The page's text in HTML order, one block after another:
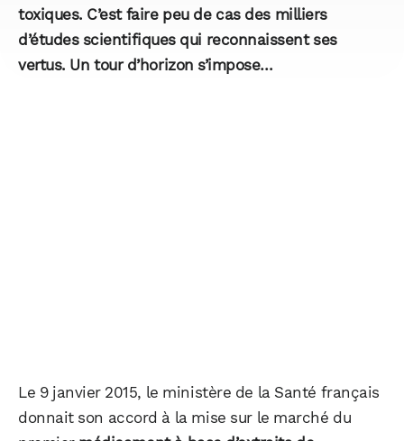
toxiques. C’est faire peu de cas des milliers
d’études scientifiques qui reconnaissent ses
vertus. Un tour d’horizon s’impose…
Le 9 janvier 2015, le ministère de la Santé français
donnait son accord à la mise sur le marché du